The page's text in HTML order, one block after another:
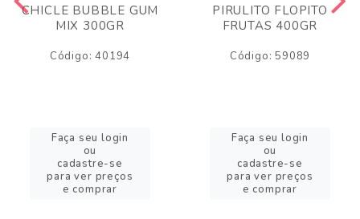
CHICLE BUBBLE GUM
MIX 300GR
Código: 40194
Faça seu login
ou
cadastre-se
para ver preços
e comprar
PIRULITO FLOPITO
FRUTAS 400GR
Código: 59089
Faça seu login
ou
cadastre-se
para ver preços
e comprar